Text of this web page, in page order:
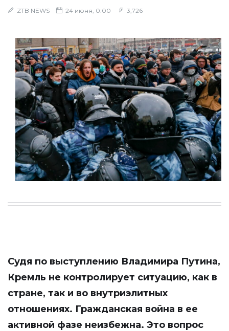
ZTB NEWS 24 июня, 0:00 3,726
Судя по выступлению Владимира Путина,
Кремль не контролирует ситуацию, как в
стране, так и во внутриэлитных
отношениях. Гражданская война в ее
активной фазе неизбежна. Это вопрос